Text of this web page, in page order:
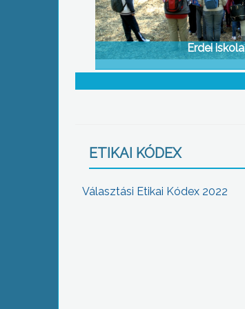
Erdei iskola
ETIKAI KÓDEX
Választási Etikai Kódex 2022